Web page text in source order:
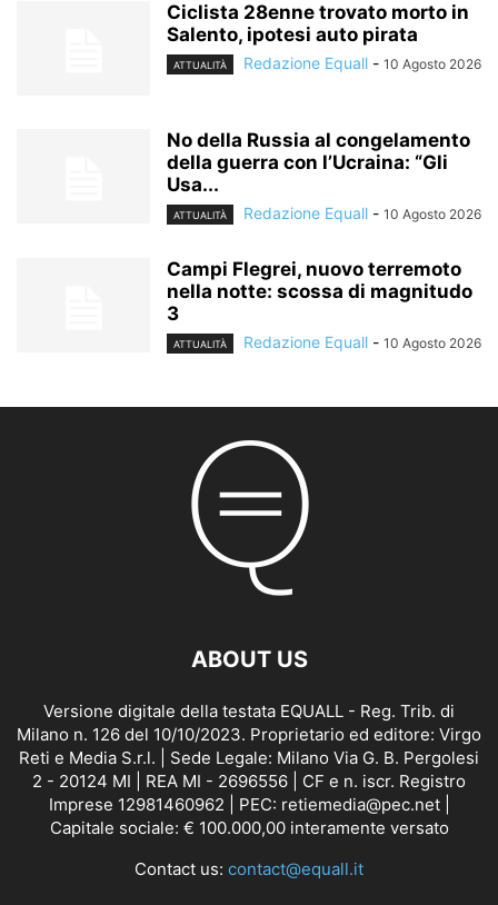
Ciclista 28enne trovato morto in
Salento, ipotesi auto pirata
ATTUALITÀ Redazione Equall - 10 Agosto 2026
No della Russia al congelamento
della guerra con l’Ucraina: “Gli
Usa...
ATTUALITÀ Redazione Equall - 10 Agosto 2026
Campi Flegrei, nuovo terremoto
nella notte: scossa di magnitudo
3
ATTUALITÀ Redazione Equall - 10 Agosto 2026
ABOUT US
Versione digitale della testata EQUALL - Reg. Trib. di
Milano n. 126 del 10/10/2023. Proprietario ed editore: Virgo
Reti e Media S.r.l. | Sede Legale: Milano Via G. B. Pergolesi
2 - 20124 MI | REA MI - 2696556 | CF e n. iscr. Registro
Imprese 12981460962 | PEC: retiemedia@pec.net |
Capitale sociale: € 100.000,00 interamente versato
Contact us: contact@equall.it